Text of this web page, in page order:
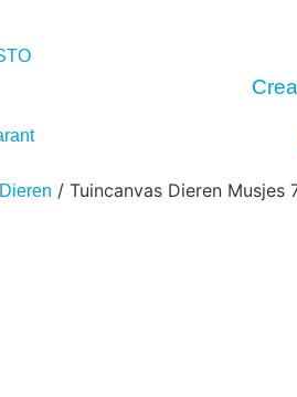
Dieren / Tuincanvas Dieren Musjes